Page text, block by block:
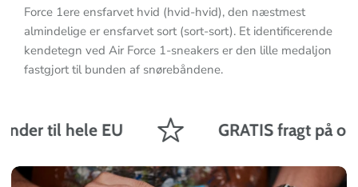
Force 1ere ensfarvet hvid (hvid-hvid), den næstmest
almindelige er ensfarvet sort (sort-sort). Et identificerende
kendetegn ved Air Force 1-sneakers er den lille medaljon
fastgjort til bunden af snørebåndene.
til hele EU GRATIS fragt på